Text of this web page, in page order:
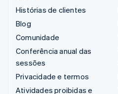
Histórias de clientes
Blog
Comunidade
Conferência anual das
sessões
Privacidade e termos
Atividades proibidas e